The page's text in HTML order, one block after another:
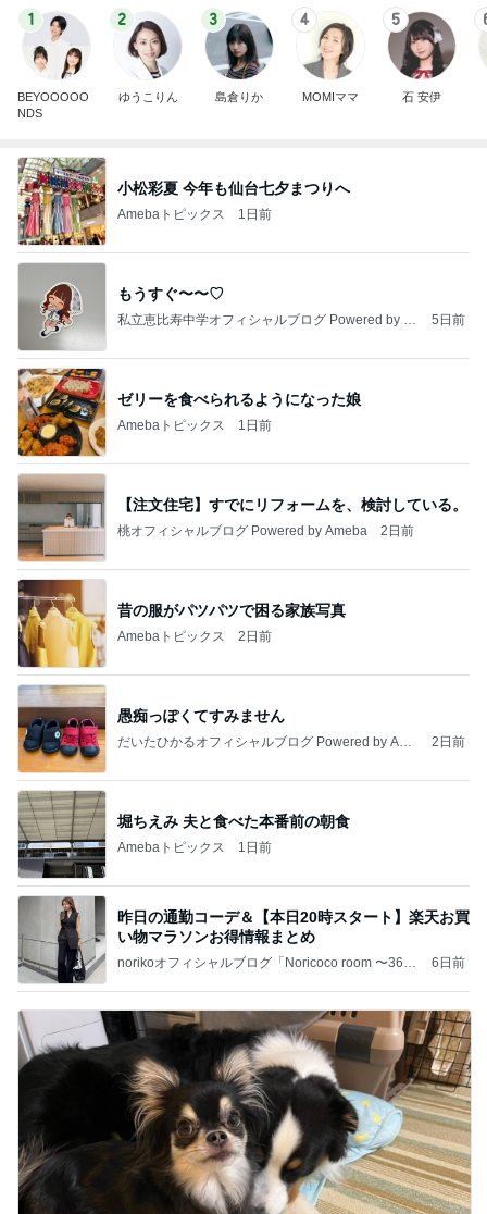
1
BEYOOOOO
NDS
2
ゆうこりん
3
島倉りか
4
MOMIママ
5
石 安伊
小松彩夏 今年も仙台七夕まつりへ
Amebaトピックス 1日前
もうすぐ〜〜♡
私立恵比寿中学オフィシャルブログ Powered by A
5日前
ゼリーを食べられるようになった娘
Amebaトピックス 1日前
【注文住宅】すでにリフォームを、検討している。
桃オフィシャルブログ Powered by Ameba 2日前
昔の服がパツパツで困る家族写真
Amebaトピックス 2日前
愚痴っぽくてすみません
だいたひかるオフィシャルブログ Powered by Ame
2日前
堀ちえみ 夫と食べた本番前の朝食
Amebaトピックス 1日前
昨日の通勤コーデ＆【本日20時スタート】楽天お買
い物マラソンお得情報まとめ
norikoオフィシャルブログ「Noricoco room 〜365
6日前